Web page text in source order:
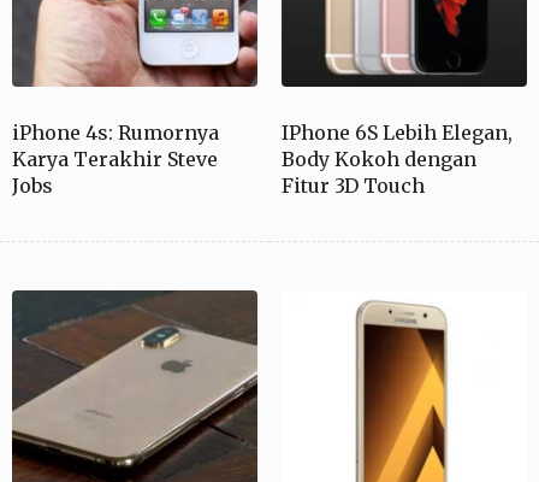
iPhone 4s: Rumornya
Karya Terakhir Steve
Jobs
IPhone 6S Lebih Elegan,
Body Kokoh dengan
Fitur 3D Touch